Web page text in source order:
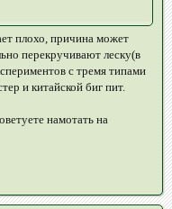
плохо, причина может
перекручивают леску(в
с тремя типами
и китайской биг пит.
намотать на